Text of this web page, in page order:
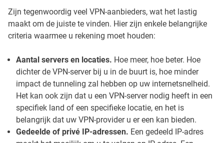
Zijn tegenwoordig veel VPN-aanbieders, wat het lastig
maakt om de juiste te vinden. Hier zijn enkele belangrijke
criteria waarmee u rekening moet houden:
Aantal servers en locaties. Hoe meer, hoe beter. Hoe
dichter de VPN-server bij u in de buurt is, hoe minder
impact de tunneling zal hebben op uw internetsnelheid.
Het kan ook zijn dat u een VPN-server nodig heeft in een
specifiek land of een specifieke locatie, en het is
belangrijk dat uw VPN-provider u er een kan bieden.
Gedeelde of privé IP-adressen. Een gedeeld IP-adres